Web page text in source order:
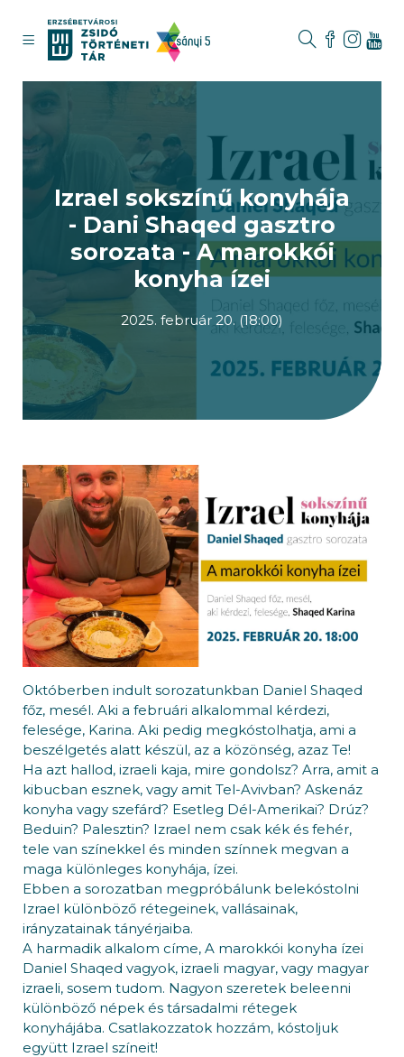
Izrael sokszínű konyhája
- Dani Shaqed gasztro
sorozata - A marokkói
konyha ízei
2025. február 20. (18:00)
Októberben indult sorozatunkban Daniel Shaqed
főz, mesél. Aki a februári alkalommal kérdezi,
felesége, Karina. Aki pedig megkóstolhatja, ami a
beszélgetés alatt készül, az a közönség, azaz Te!
Ha azt hallod, izraeli kaja, mire gondolsz? Arra, amit a
kibucban esznek, vagy amit Tel-Avivban? Askenáz
konyha vagy szefárd? Esetleg Dél-Amerikai? Drúz?
Beduin? Palesztin? Izrael nem csak kék és fehér,
tele van színekkel és minden színnek megvan a
maga különleges konyhája, ízei.
Ebben a sorozatban megpróbálunk belekóstolni
Izrael különböző rétegeinek, vallásainak,
irányzatainak tányérjaiba.
A harmadik alkalom címe, A marokkói konyha ízei
Daniel Shaqed vagyok, izraeli magyar, vagy magyar
izraeli, sosem tudom. Nagyon szeretek beleenni
különböző népek és társadalmi rétegek
konyhájába. Csatlakozzatok hozzám, kóstoljuk
együtt Izrael színeit!